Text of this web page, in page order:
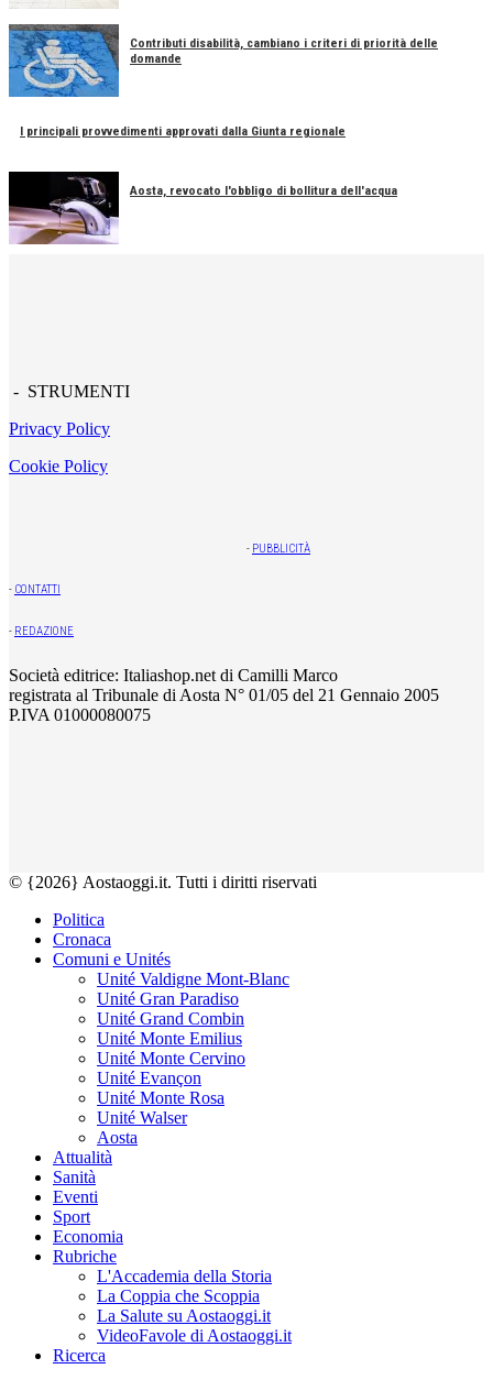
Contributi disabilità, cambiano i criteri di priorità delle
domande
I principali provvedimenti approvati dalla Giunta regionale
Aosta, revocato l'obbligo di bollitura dell'acqua
- STRUMENTI
Privacy Policy
Cookie Policy
- PUBBLICITÀ
- CONTATTI
- REDAZIONE
Società editrice: Italiashop.net di Camilli Marco
registrata al Tribunale di Aosta N° 01/05 del 21 Gennaio 2005
P.IVA 01000080075
© {2026} Aostaoggi.it. Tutti i diritti riservati
Politica
Cronaca
Comuni e Unités
Unité Valdigne Mont-Blanc
Unité Gran Paradiso
Unité Grand Combin
Unité Monte Emilius
Unité Monte Cervino
Unité Evançon
Unité Monte Rosa
Unité Walser
Aosta
Attualità
Sanità
Eventi
Sport
Economia
Rubriche
L'Accademia della Storia
La Coppia che Scoppia
La Salute su Aostaoggi.it
VideoFavole di Aostaoggi.it
Ricerca